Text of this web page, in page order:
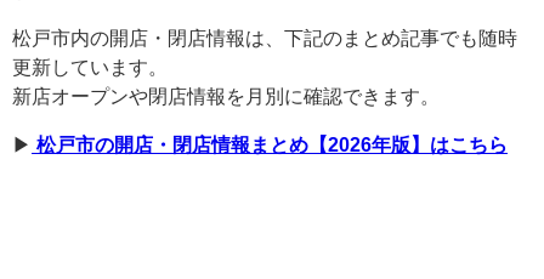
松戸市内の開店・閉店情報は、下記のまとめ記事でも随時
更新しています。
新店オープンや閉店情報を月別に確認できます。
▶︎ 松戸市の開店・閉店情報まとめ【2026年版】はこちら